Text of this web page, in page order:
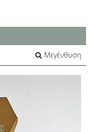
Μεγένθυση